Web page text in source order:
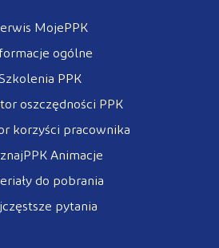
MojePPK
ogólne
PPK
oszczędności PPK
korzyści pracownika
Animacje
do pobrania
pytania